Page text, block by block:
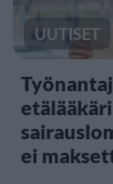
UUTISET
ei